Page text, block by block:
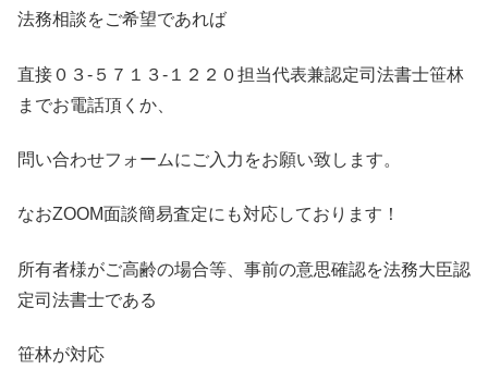
法務相談をご希望であれば
直接０３-５７１３-１２２０担当代表兼認定司法書士笹林
までお電話頂くか、
問い合わせフォームにご入力をお願い致します。
なおZOOM面談簡易査定にも対応しております！
所有者様がご高齢の場合等、事前の意思確認を法務大臣認
定司法書士である
笹林が対応